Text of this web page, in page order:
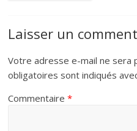
Laisser un
Votre adresse e-mail ne sera
obligatoires sont indiqués
Commentaire*